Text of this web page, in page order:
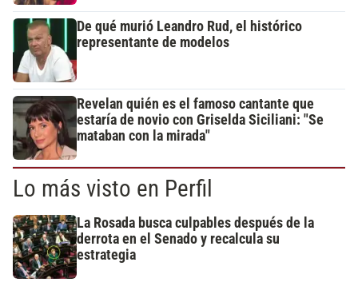
De qué murió Leandro Rud, el histórico
representante de modelos
Revelan quién es el famoso cantante que
estaría de novio con Griselda Siciliani: "Se
mataban con la mirada"
Lo más visto en Perfil
La Rosada busca culpables después de la
derrota en el Senado y recalcula su
estrategia